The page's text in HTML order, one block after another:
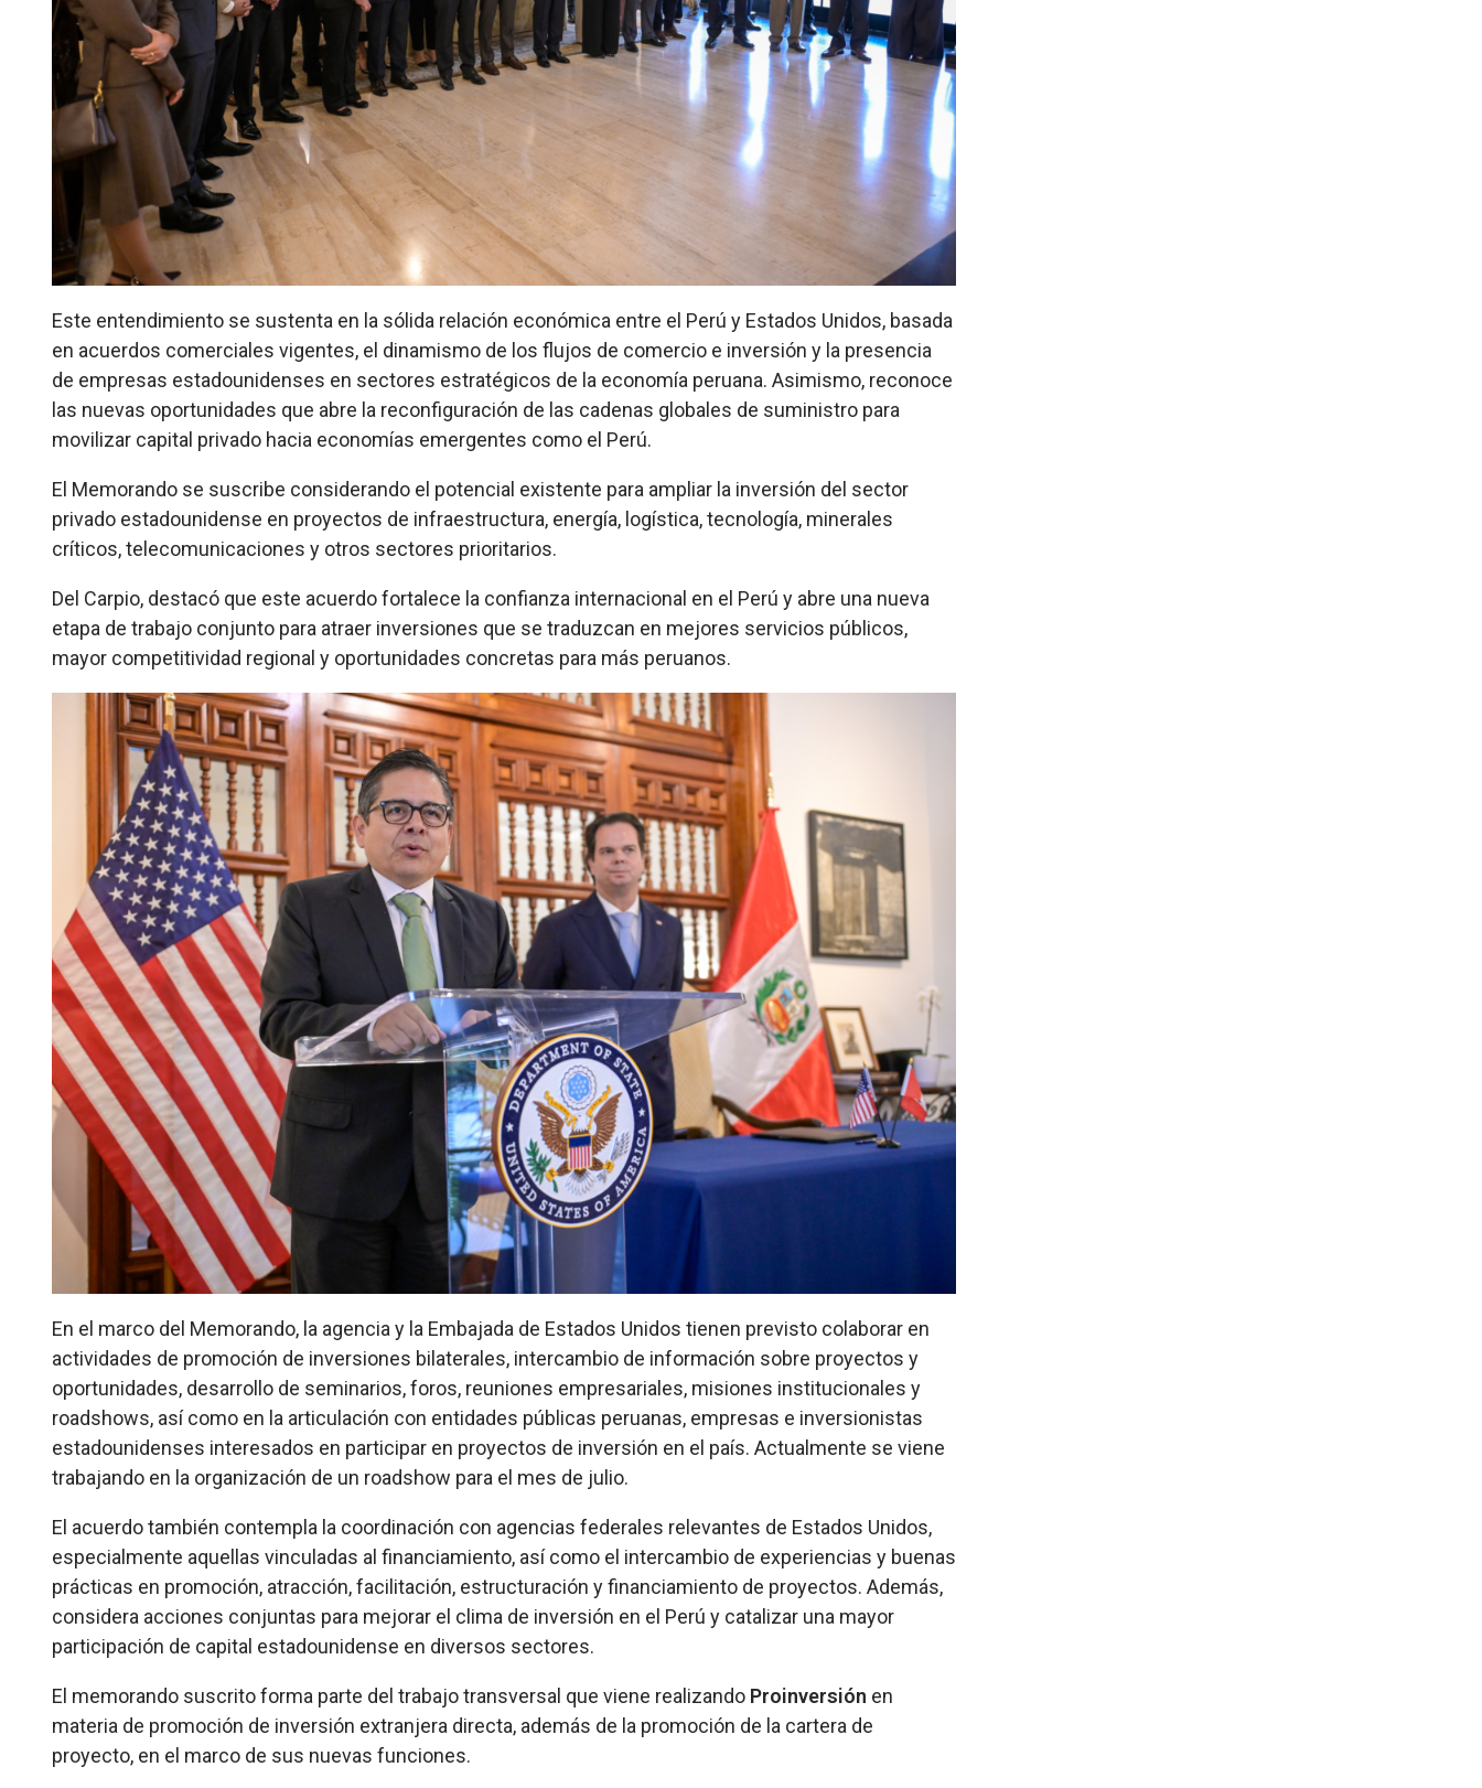
Este entendimiento se sustenta en la sólida relación económica entre el Perú y Estados Unidos, basada
en acuerdos comerciales vigentes, el dinamismo de los flujos de comercio e inversión y la presencia
de empresas estadounidenses en sectores estratégicos de la economía peruana. Asimismo, reconoce
las nuevas oportunidades que abre la reconfiguración de las cadenas globales de suministro para
movilizar capital privado hacia economías emergentes como el Perú.
El Memorando se suscribe considerando el potencial existente para ampliar la inversión del sector
privado estadounidense en proyectos de infraestructura, energía, logística, tecnología, minerales
críticos, telecomunicaciones y otros sectores prioritarios.
Del Carpio, destacó que este acuerdo fortalece la confianza internacional en el Perú y abre una nueva
etapa de trabajo conjunto para atraer inversiones que se traduzcan en mejores servicios públicos,
mayor competitividad regional y oportunidades concretas para más peruanos.
En el marco del Memorando, la agencia y la Embajada de Estados Unidos tienen previsto colaborar en
actividades de promoción de inversiones bilaterales, intercambio de información sobre proyectos y
oportunidades, desarrollo de seminarios, foros, reuniones empresariales, misiones institucionales y
roadshows, así como en la articulación con entidades públicas peruanas, empresas e inversionistas
estadounidenses interesados en participar en proyectos de inversión en el país. Actualmente se viene
trabajando en la organización de un roadshow para el mes de julio.
El acuerdo también contempla la coordinación con agencias federales relevantes de Estados Unidos,
especialmente aquellas vinculadas al financiamiento, así como el intercambio de experiencias y buenas
prácticas en promoción, atracción, facilitación, estructuración y financiamiento de proyectos. Además,
considera acciones conjuntas para mejorar el clima de inversión en el Perú y catalizar una mayor
participación de capital estadounidense en diversos sectores.
El memorando suscrito forma parte del trabajo transversal que viene realizando Proinversión en
materia de promoción de inversión extranjera directa, además de la promoción de la cartera de
proyecto, en el marco de sus nuevas funciones.